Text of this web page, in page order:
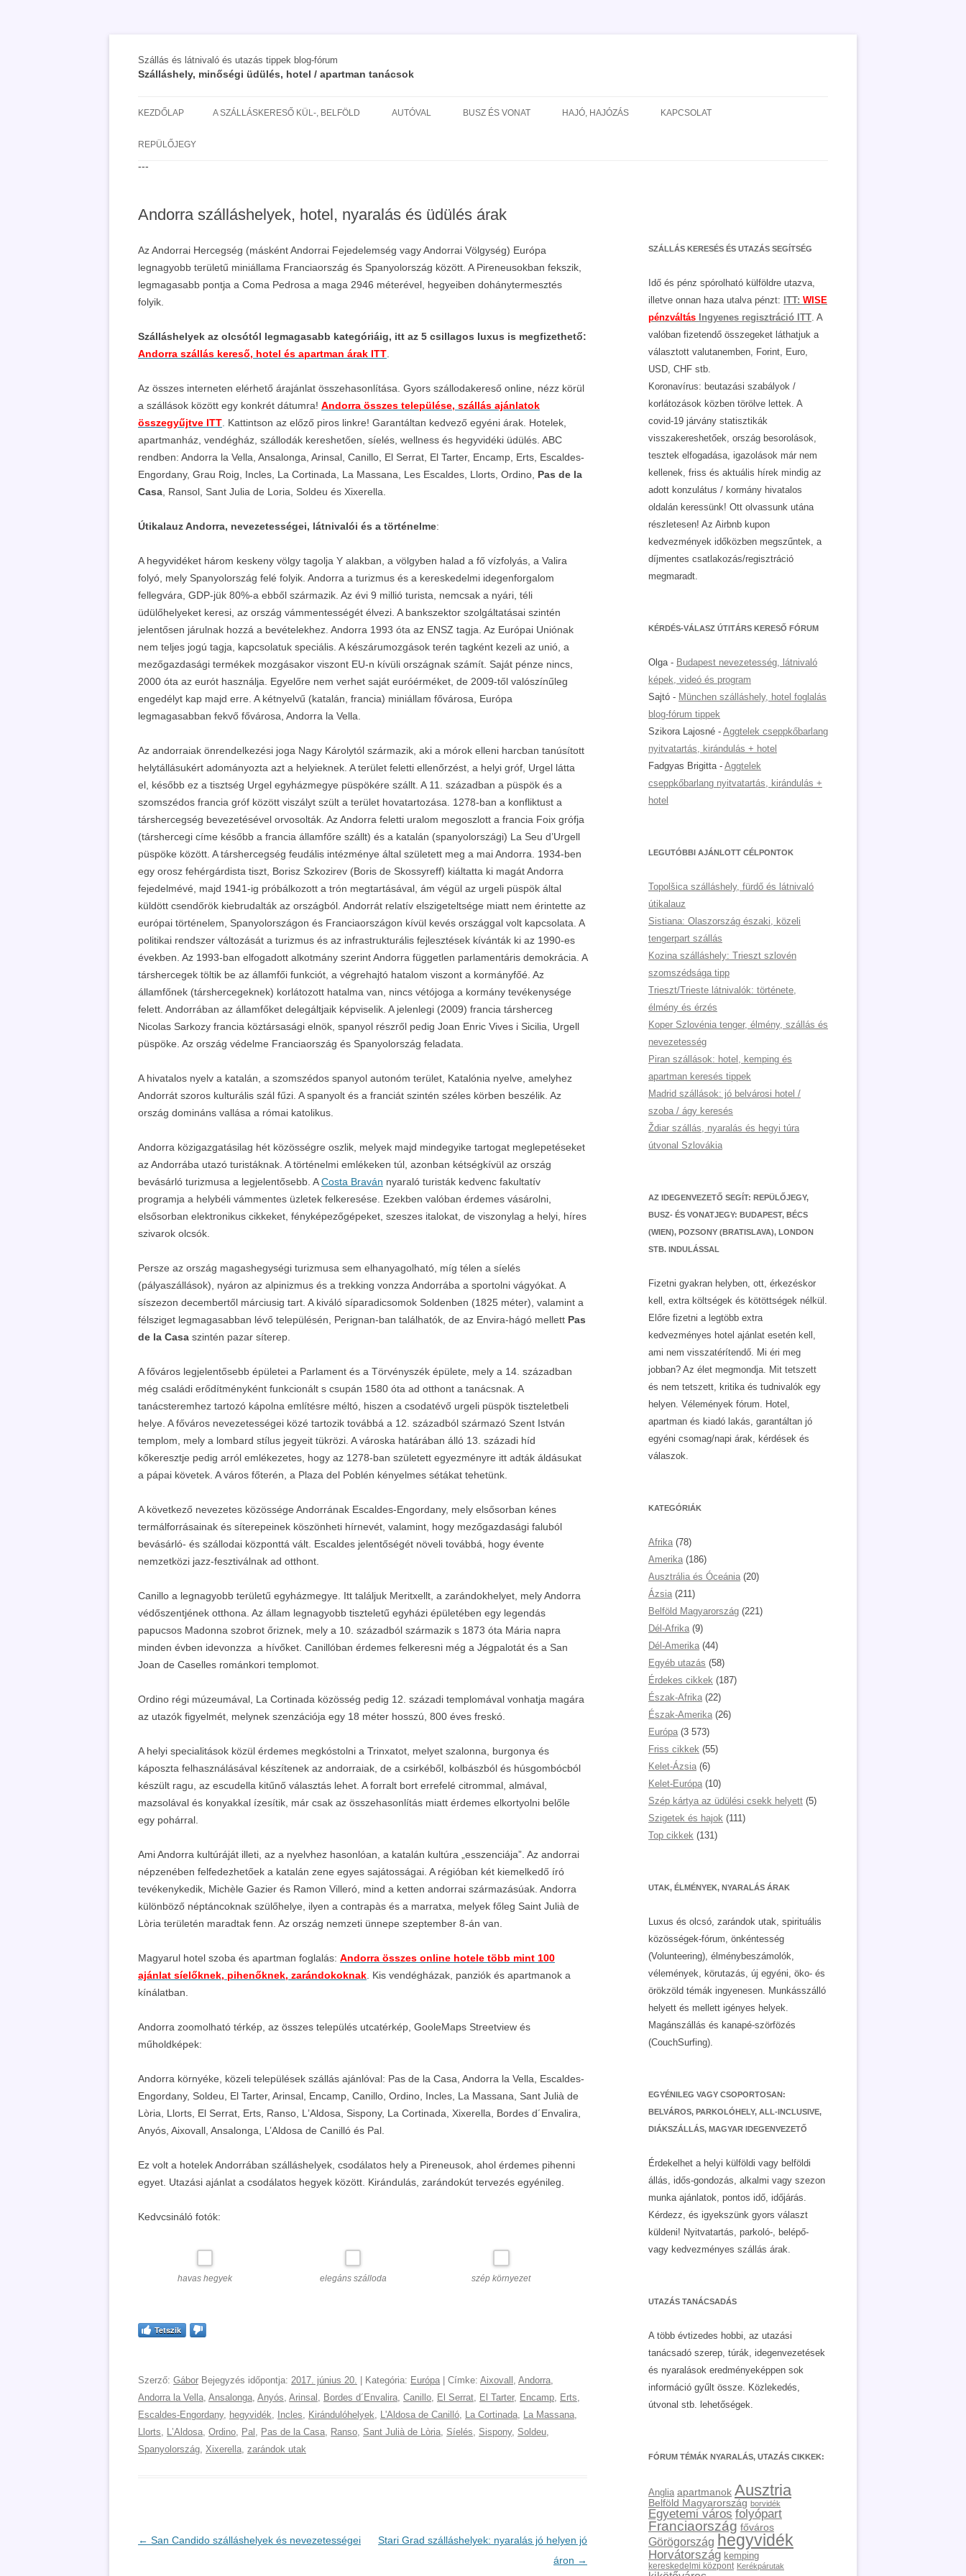
Szállás és látnivaló és utazás tippek blog-fórum
Szálláshely, minőségi üdülés, hotel / apartman tanácsok
a
KEZDŐLAP A SZÁLLÁSKERESŐ KÜL-, BELFÖLD AUTÓVAL BUSZ ÉS VONAT HAJÓ, HAJÓZÁS KAPCSOLAT
REPÜLŐJEGY
---
Andorra szálláshelyek, hotel, nyaralás és üdülés árak
Az Andorrai Hercegség (másként Andorrai Fejedelemség vagy Andorrai Völgység) Európa
legnagyobb területű miniállama Franciaország és Spanyolország között. A Pireneusokban fekszik,
legmagasabb pontja a Coma Pedrosa a maga 2946 méterével, hegyeiben dohánytermesztés
folyik.
Szálláshelyek az olcsótól legmagasabb kategóriáig, itt az 5 csillagos luxus is megfizethető:
Andorra szállás kereső, hotel és apartman árak ITT
Az összes interneten elérhető árajánlat összehasonlítása. Gyors szállodakereső online, nézz körül
a szállások között egy konkrét dátumra! Andorra összes települése, szállás ajánlatok
összegyűjtve ITT . Kattintson az előző piros linkre! Garantáltan kedvező egyéni árak. Hotelek,
apartmanház, vendégház, szállodák kereshetően, síelés, wellness és hegyvidéki üdülés. ABC
rendben: Andorra la Vella, Ansalonga, Arinsal, Canillo, El Serrat, El Tarter, Encamp, Erts, Escaldes-
Engordany, Grau Roig, Incles, La Cortinada, La Massana, Les Escaldes, Llorts, Ordino, Pas de la
Casa , Ransol, Sant Julia de Loria, Soldeu és Xixerella.
Útikalauz Andorra, nevezetességei, látnivalói és a történelme:
A hegyvidéket három keskeny völgy tagolja Y alakban, a völgyben halad a fő vízfolyás, a Valira
folyó, mely Spanyolország felé folyik. Andorra a turizmus és a kereskedelmi idegenforgalom
fellegvára, GDP-jük 80%-a ebből származik. Az évi 9 millió turista, nemcsak a nyári, téli
üdülőhelyeket keresi, az ország vámmentességét élvezi. A bankszektor szolgáltatásai szintén
jelentősen járulnak hozzá a bevételekhez. Andorra 1993 óta az ENSZ tagja. Az Európai Uniónak
nem teljes jogú tagja, kapcsolatuk speciális. A készárumozgások terén tagként kezeli az unió, a
mezőgazdasági termékek mozgásakor viszont EU-n kívüli országnak számít. Saját pénze nincs,
2000 óta az eurót használja. Egyelőre nem verhet saját euróérméket, de 2009-től valószínűleg
engedélyt kap majd erre. A kétnyelvű (katalán, francia) miniállam fővárosa, Európa
legmagasabban fekvő fővárosa, Andorra la Vella.
Az andorraiak önrendelkezési joga Nagy Károlytól származik, aki a mórok elleni harcban tanúsított
helytállásukért adományozta azt a helyieknek. A terület feletti ellenőrzést, a helyi gróf, Urgel látta
el, később ez a tisztség Urgel egyházmegye püspökére szállt. A 11. században a püspök és a
szomszédos francia gróf között viszályt szült a terület hovatartozása. 1278-ban a konfliktust a
társhercegség bevezetésével orvosolták. Az Andorra feletti uralom megoszlott a francia Foix grófja
(társhercegi címe később a francia államfőre szállt) és a katalán (spanyolországi) La Seu d’Urgell
püspöke között. A társhercegség feudális intézménye által született meg a mai Andorra. 1934-ben
egy orosz fehérgárdista tiszt, Borisz Szkozirev (Boris de Skossyreff) kiáltatta ki magát Andorra
fejedelmévé, majd 1941-ig próbálkozott a trón megtartásával, ám végül az urgeli püspök által
küldött csendőrök kiebrudalták az országból. Andorrát relatív elszigeteltsége miatt nem érintette az
európai történelem, Spanyolországon és Franciaországon kívül kevés országgal volt kapcsolata. A
politikai rendszer változását a turizmus és az infrastrukturális fejlesztések kívánták ki az 1990-es
években. Az 1993-ban elfogadott alkotmány szerint Andorra független parlamentáris demokrácia. A
társhercegek töltik be az államfői funkciót, a végrehajtó hatalom viszont a kormányfőé. Az
államfőnek (társhercegeknek) korlátozott hatalma van, nincs vétójoga a kormány tevékenysége
felett. Andorrában az államfőket delegáltjaik képviselik. A jelenlegi (2009) francia társherceg
Nicolas Sarkozy francia köztársasági elnök, spanyol részről pedig Joan Enric Vives i Sicilia, Urgell
püspöke. Az ország védelme Franciaország és Spanyolország feladata.
A hivatalos nyelv a katalán, a szomszédos spanyol autonóm terület, Katalónia nyelve, amelyhez
Andorrát szoros kulturális szál fűzi. A spanyolt és a franciát szintén széles körben beszélik. Az
ország domináns vallása a római katolikus.
Andorra közigazgatásilag hét közösségre oszlik, melyek majd mindegyike tartogat meglepetéseket
az Andorrába utazó turistáknak. A történelmi emlékeken túl, azonban kétségkívül az ország
bevásárló turizmusa a legjelentősebb. ACosta Braván nyaraló turisták kedvenc fakultatív
programja a helybéli vámmentes üzletek felkeresése. Ezekben valóban érdemes vásárolni,
elsősorban elektronikus cikkeket, fényképezőgépeket, szeszes italokat, de viszonylag a helyi, híres
szivarok olcsók.
Persze az ország magashegységi turizmusa sem elhanyagolható, míg télen a síelés
(pályaszállások), nyáron az alpinizmus és a trekking vonzza Andorrába a sportolni vágyókat. A
síszezon decembertől márciusig tart. A kiváló síparadicsomok Soldenben (1825 méter), valamint a
félsziget legmagasabban lévő településén, Perignan-ban találhatók, de az Envira-hágó mellett Pas
de la Casa szintén pazar síterep.
A főváros legjelentősebb épületei a Parlament és a Törvényszék épülete, mely a 14. században
még családi erődítményként funkcionált s csupán 1580 óta ad otthont a tanácsnak. A
tanácsteremhez tartozó kápolna említésre méltó, hiszen a csodatévő urgeli püspök tiszteletbeli
helye. A főváros nevezetességei közé tartozik továbbá a 12. századból származó Szent István
templom, mely a lombard stílus jegyeit tükrözi. A városka határában álló 13. századi híd
kőkeresztje pedig arról emlékezetes, hogy az 1278-ban született egyezményre itt adták áldásukat
a pápai követek. A város főterén, a Plaza del Poblén kényelmes sétákat tehetünk.
A következő nevezetes közössége Andorrának Escaldes-Engordany, mely elsősorban kénes
termálforrásainak és síterepeinek köszönheti hírnevét, valamint, hogy mezőgazdasági faluból
bevásárló- és szállodai központtá vált. Escaldes jelentőségét növeli továbbá, hogy évente
nemzetközi jazz-fesztiválnak ad otthont.
Canillo a legnagyobb területű egyházmegye. Itt találjuk Meritxellt, a zarándokhelyet, mely Andorra
védőszentjének otthona. Az állam legnagyobb tiszteletű egyházi épületében egy legendás
papucsos Madonna szobrot őriznek, mely a 10. századból származik s 1873 óta Mária napra
minden évben idevonzza a hívőket. Canillóban érdemes felkeresni még a Jégpalotát és a San
Joan de Caselles románkori templomot.
Ordino régi múzeumával, La Cortinada közösség pedig 12. századi templomával vonhatja magára
az utazók figyelmét, melynek szenzációja egy 18 méter hosszú, 800 éves freskó.
A helyi specialitások közül érdemes megkóstolni a Trinxatot, melyet szalonna, burgonya és
káposzta felhasználásával készítenek az andorraiak, de a csirkéből, kolbászból és húsgombócból
készült ragu, az escudella kitűnő választás lehet. A forralt bort errefelé citrommal, almával,
mazsolával és konyakkal ízesítik, már csak az összehasonlítás miatt érdemes elkortyolni belőle
egy pohárral.
Ami Andorra kultúráját illeti, az a nyelvhez hasonlóan, a katalán kultúra „esszenciája”. Az andorrai
népzenében felfedezhetőek a katalán zene egyes sajátosságai. A régióban két kiemelkedő író
tevékenykedik, Michèle Gazier és Ramon Villeró, mind a ketten andorrai származásúak. Andorra
különböző néptáncoknak szülőhelye, ilyen a contrapàs és a marratxa, melyek főleg Saint Julià de
Lòria területén maradtak fenn. Az ország nemzeti ünnepe szeptember 8-án van.
Magyarul hotel szoba és apartman foglalás: Andorra összes online hotele több mint 100
ajánlat síelőknek, pihenőknek, zarándokoknak . Kis vendégházak, panziók és apartmanok a
kínálatban.
Andorra zoomolható térkép, az összes település utcatérkép, GooleMaps Streetview és
műholdképek:
Andorra környéke, közeli települések szállás ajánlóval: Pas de la Casa, Andorra la Vella, Escaldes-
Engordany, Soldeu, El Tarter, Arinsal, Encamp, Canillo, Ordino, Incles, La Massana, Sant Julià de
Lòria, Llorts, El Serrat, Erts, Ranso, LʼAldosa, Sispony, La Cortinada, Xixerella, Bordes d´Envalira,
Anyós, Aixovall, Ansalonga, L’Aldosa de Canilló és Pal.
Ez volt a hotelek Andorrában szálláshelyek, csodálatos hely a Pireneusok, ahol érdemes pihenni
egyet. Utazási ajánlat a csodálatos hegyek között. Kirándulás, zarándokút tervezés egyénileg.
Kedvcsináló fotók:
havas hegyek elegáns szálloda szép környezet
Tetszik
Szerző: Gábor Bejegyzés időpontja: 2017. június 20. | Kategória: Európa | Címke: Aixovall Andorra
Andorra la Vella Ansalonga Anyós Arinsal Bordes d´Envalira Canillo El Serrat El Tarter, Encamp Erts
Escaldes-Engordany, hegyvidék Incles Kirándulóhelyek L'Aldosa de Canilló La Cortinada La Massana
Llorts
LʼAldosa Ordino Pal Pas de la Casa Ranso Sant Julià de Lòria Síelés Sispony, Soldeu
Spanyolország Xixerella zarándok utak
Bejegyzés
← San Candido szálláshelyek és nevezetességei
Stari Grad szálláshelyek: nyaralás jó helyen jó
áron →
SZÁLLÁS KERESÉS ÉS UTAZÁS SEGÍTSÉG
Idő és pénz spórolható külföldre utazva,
illetve onnan haza utalva pénzt: ITT: WISE
pénzváltás Ingyenes regisztráció ITT. A
valóban fizetendő összegeket láthatjuk a
választott valutanemben, Forint, Euro,
USD, CHF stb.
Koronavírus: beutazási szabályok /
korlátozások közben törölve lettek. A
covid-19 járvány statisztikák
visszakereshetőek, ország besorolások,
tesztek elfogadása, igazolások már nem
kellenek, friss és aktuális hírek mindig az
adott konzulátus / kormány hivatalos
oldalán keressünk! Ott olvassunk utána
részletesen! Az Airbnb kupon
kedvezmények időközben megszűntek, a
díjmentes csatlakozás/regisztráció
megmaradt.
KÉRDÉS-VÁLASZ ÚTITÁRS KERESŐ FÓRUM
Olga- Budapest nevezetesség, látnivaló
képek, videó és program
Sajtó - München szálláshely, hotel foglalás
blog-fórum tippek
Szikora Lajosné - Aggtelek cseppkőbarlang
nyitvatartás, kirándulás + hotel
Fadgyas Brigitta- Aggtelek
cseppkőbarlang nyitvatartás, kirándulás +
hotel
LEGUTÓBBI AJÁNLOTT CÉLPONTOK
Topolšica szálláshely, fürdő és látnivaló
útikalauz
Sistiana: Olaszország északi, közeli
tengerpart szállás
Kozina szálláshely: Trieszt szlovén
szomszédsága tipp
Trieszt/Trieste látnivalók: története,
élmény és érzés
Koper Szlovénia tenger, élmény, szállás és
nevezetesség
Piran szállások: hotel, kemping és
apartman keresés tippek
Madrid szállások: jó belvárosi hotel /
szoba / ágy keresés
Ždiar szállás, nyaralás és hegyi túra
útvonal Szlovákia
AZ IDEGENVEZETŐ SEGÍT: REPÜLŐJEGY,
BUSZ- ÉS VONATJEGY: BUDAPEST, BÉCS
(WIEN), POZSONY (BRATISLAVA), LONDON
STB. INDULÁSSAL
Fizetni gyakran helyben, ott, érkezéskor
kell, extra költségek és kötöttségek nélkül.
Előre fizetni a legtöbb extra
kedvezményes hotel ajánlat esetén kell,
ami nem visszatérítendő. Mi éri meg
jobban? Az élet megmondja. Mit tetszett
és nem tetszett, kritika és tudnivalók egy
helyen. Vélemények fórum. Hotel,
apartman és kiadó lakás, garantáltan jó
egyéni csomag/napi árak, kérdések és
válaszok.
KATEGÓRIÁK
Afrika (78)
Amerika (186)
Ausztrália és Óceánia (20)
Ázsia (211)
Belföld Magyarország (221)
Dél-Afrika (9)
Dél-Amerika (44)
Egyéb utazás (58)
Érdekes cikkek (187)
Észak-Afrika (22)
Észak-Amerika (26)
Európa (3 573)
Friss cikkek (55)
Kelet-Ázsia (6)
Kelet-Európa (10)
Szép kártya az üdülési csekk helyett (5)
Szigetek és hajok (111)
Top cikkek (131)
UTAK, ÉLMÉNYEK, NYARALÁS ÁRAK
Luxus és olcsó, zarándok utak, spirituális
közösségek-fórum, önkéntesség
(Volunteering), élménybeszámolók,
vélemények, körutazás, új egyéni, öko- és
örökzöld témák ingyenesen. Munkásszálló
helyett és mellett igényes helyek.
Magánszállás és kanapé-szörfözés
(CouchSurfing).
EGYÉNILEG VAGY CSOPORTOSAN:
BELVÁROS, PARKOLÓHELY, ALL-INCLUSIVE,
DIÁKSZÁLLÁS, MAGYAR IDEGENVEZETŐ
Érdekelhet a helyi külföldi vagy belföldi
állás, idős-gondozás, alkalmi vagy szezon
munka ajánlatok, pontos idő, időjárás.
Kérdezz, és igyekszünk gyors választ
küldeni! Nyitvatartás, parkoló-, belépő-
vagy kedvezményes szállás árak.
UTAZÁS TANÁCSADÁS
A több évtizedes hobbi, az utazási
tanácsadó szerep, túrák, idegenvezetések
és nyaralások eredményeképpen sok
információ gyűlt össze. Közlekedés,
útvonal stb. lehetőségek.
FÓRUM TÉMÁK NYARALÁS, UTAZÁS CIKKEK:
Anglia apartmanok Ausztria
Belföld Magyarország borvidék
Egyetemi város folyópart
Franciaország főváros
Görögország hegyvidék
Horvátország kemping
kereskedelmi központ Kerékpárutak